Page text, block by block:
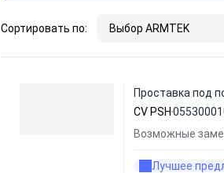
Сортировать по: Выбор ARMTEK
Проставка под
CV PSH
Возможные
Лучшее